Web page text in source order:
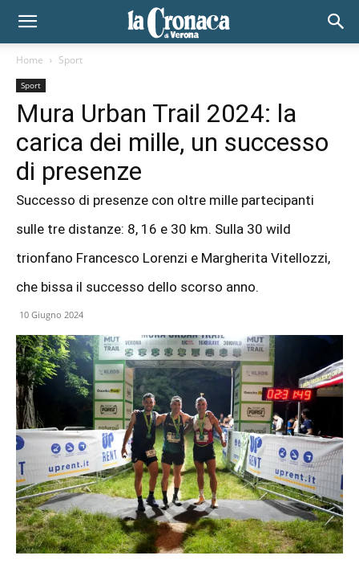
Home Sport
Sport
Mura Urban Trail 2024: la
carica dei mille, un successo
di presenze
Successo di presenze con oltre mille partecipanti
sulle tre distanze: 8, 16 e 30 km. Sulla 30 wild
trionfano Francesco Lorenzi e Margherita Vitellozzi,
che bissa il successo dello scorso anno.
10 Giugno 2024